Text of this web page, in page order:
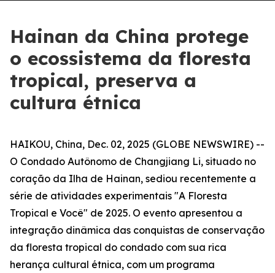
Hainan da China protege
o ecossistema da floresta
tropical, preserva a
cultura étnica
HAIKOU, China, Dec. 02, 2025 (GLOBE NEWSWIRE) --
O Condado Autônomo de Changjiang Li, situado no
coração da Ilha de Hainan, sediou recentemente a
série de atividades experimentais "A Floresta
Tropical e Você" de 2025. O evento apresentou a
integração dinâmica das conquistas de conservação
da floresta tropical do condado com sua rica
herança cultural étnica, com um programa